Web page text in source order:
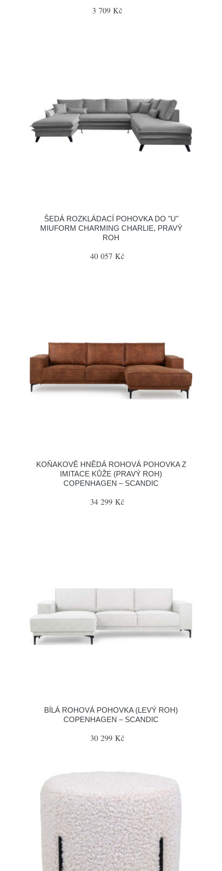
3 709 Kč
ŠEDÁ ROZKLÁDACÍ POHOVKA DO "U"
MIUFORM CHARMING CHARLIE, PRAVÝ
ROH
40 057 Kč
KOŇAKOVĚ HNĚDÁ ROHOVÁ POHOVKA Z
IMITACE KŮŽE (PRAVÝ ROH)
COPENHAGEN – SCANDIC
34 299 Kč
BÍLÁ ROHOVÁ POHOVKA (LEVÝ ROH)
COPENHAGEN – SCANDIC
30 299 Kč